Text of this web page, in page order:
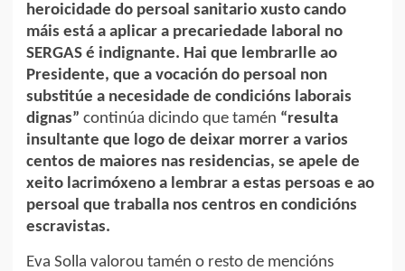
heroicidade do persoal sanitario xusto cando
máis está a aplicar a precariedade laboral no
SERGAS é indignante. Hai que lembrarlle ao
Presidente, que a vocación do persoal non
substitúe a necesidade de condicións laborais
dignas” continúa dicindo que tamén “resulta
insultante que logo de deixar morrer a varios
centos de maiores nas residencias, se apele de
xeito lacrimóxeno a lembrar a estas persoas e ao
persoal que traballa nos centros en condicións
escravistas.
Eva Solla valorou tamén o resto de mencións